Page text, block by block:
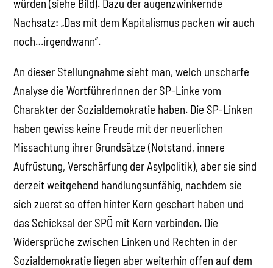
würden (siehe Bild). Dazu der augenzwinkernde
Nachsatz: „Das mit dem Kapitalismus packen wir auch
noch…irgendwann“.
An dieser Stellungnahme sieht man, welch unscharfe
Analyse die WortführerInnen der SP-Linke vom
Charakter der Sozialdemokratie haben. Die SP-Linken
haben gewiss keine Freude mit der neuerlichen
Missachtung ihrer Grundsätze (Notstand, innere
Aufrüstung, Verschärfung der Asylpolitik), aber sie sind
derzeit weitgehend handlungsunfähig, nachdem sie
sich zuerst so offen hinter Kern geschart haben und
das Schicksal der SPÖ mit Kern verbinden. Die
Widersprüche zwischen Linken und Rechten in der
Sozialdemokratie liegen aber weiterhin offen auf dem